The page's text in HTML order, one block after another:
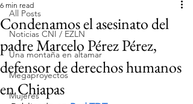
All Posts
Noticias CNI / EZLN
Una montaña en altamar
Megaproyectos
Mujeres
Condenamos el asesinato del
padre Marcelo Pérez Pérez,
defensor de derechos humanos
en Chiapas
6 min read